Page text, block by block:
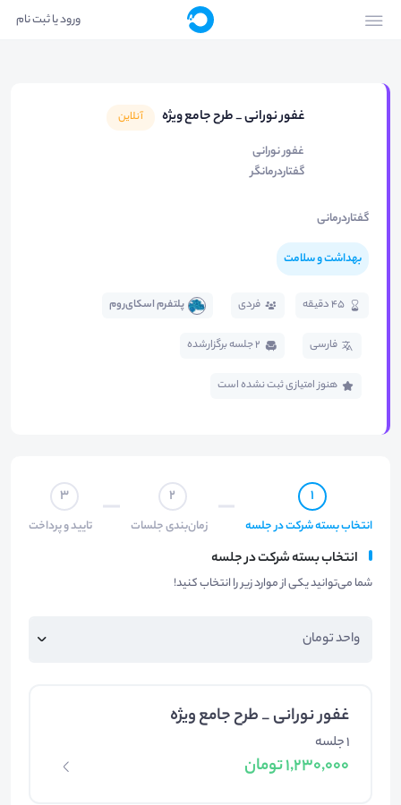
ورود یا ثبت نام
غفور نورانی _ طرح جامع ویژه آنلاین
غفور نورانی
گفتاردرمانگر
گفتاردرمانی
بهداشت و سلامت
45 دقیقه فردی پلتفرم اسکای‌روم
فارسی 2 جلسه برگزار‌شده
هنوز امتیازی ثبت نشده است
1
انتخاب بسته شرکت در جلسه
2
زمان‌بندی جلسات
3
تایید و پرداخت
انتخاب بسته شرکت در جلسه
شما می‌توانید یکی از موارد زیر را انتخاب کنید!
غفور نورانی _ طرح جامع ویژه
1 جلسه
1,230,000 تومان